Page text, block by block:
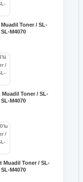
Toner / SL-
M4070
Muadil Toner / SL-
M4070
Muadil Toner / SL-
M4070